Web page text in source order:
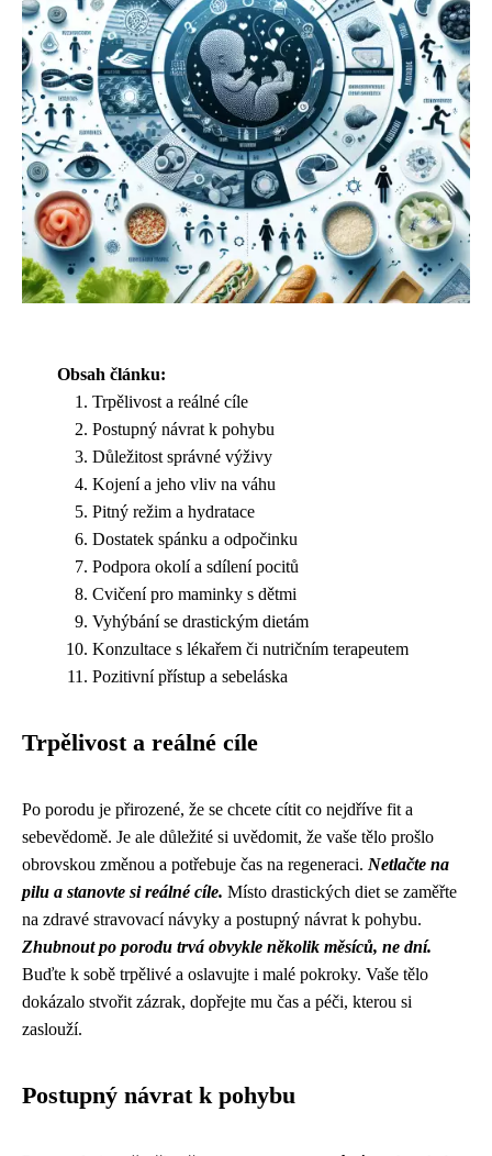
Obsah článku:
Trpělivost a reálné cíle
Postupný návrat k pohybu
Důležitost správné výživy
Kojení a jeho vliv na váhu
Pitný režim a hydratace
Dostatek spánku a odpočinku
Podpora okolí a sdílení pocitů
Cvičení pro maminky s dětmi
Vyhýbání se drastickým dietám
Konzultace s lékařem či nutričním terapeutem
Pozitivní přístup a sebeláska
Trpělivost a reálné cíle
Po porodu je přirozené, že se chcete cítit co nejdříve fit a
sebevědomě. Je ale důležité si uvědomit, že vaše tělo prošlo
obrovskou změnou a potřebuje čas na regeneraci. Netlačte na
pilu a stanovte si reálné cíle. Místo drastických diet se zaměřte
na zdravé stravovací návyky a postupný návrat k pohybu.
Zhubnout po porodu trvá obvykle několik měsíců, ne dní.
Buďte k sobě trpělivé a oslavujte i malé pokroky. Vaše tělo
dokázalo stvořit zázrak, dopřejte mu čas a péči, kterou si
zaslouží.
Postupný návrat k pohybu